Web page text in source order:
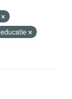
educatie